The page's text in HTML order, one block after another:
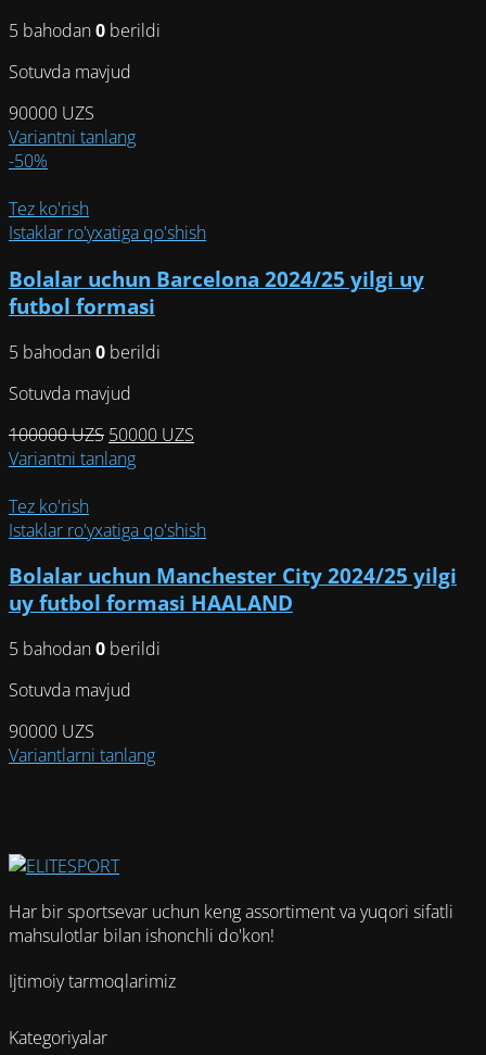
на
5 bahodan0 berildi
Sotuvda mavjud
90000 UZS
Variantni tanlangЭтот
вариаций.
можно
выбрать
странице
-50%
Tez ko'rish
Istaklar ro'yxatiga qo'shish
Bolalar uchun Barcelona 2024/25 yilgi uy
futbol formasi
5 bahodan0 berildi
Sotuvda mavjud
100000UZS Первоначальная
цена
50000 UZS
Variantni tanlangЭтот
несколько
Опции
можно
на
Tez ko'rish
Istaklar ro'yxatiga qo'shish
Bolalar uchun Manchester City 2024/25 yilgi
uy futbol formasi HAALAND
5 bahodan0 berildi
Sotuvda mavjud
90000 UZS
Variantlarni tanlangЭтот
выбрать
на
странице
товара.
Har bir sportsevar uchun keng assortiment va yuqori sifatli
mahsulotlar bilan ishonchli do'kon!
Ijtimoiy tarmoqlarimiz
Kategoriyalar